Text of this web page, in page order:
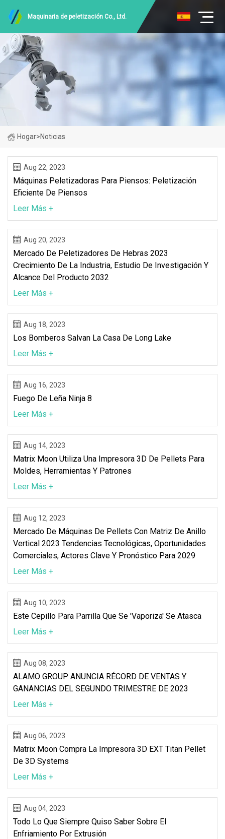
Maquinaria de peletización Co., Ltd.
Hogar>Noticias
Aug 22, 2023
Máquinas Peletizadoras Para Piensos: Peletización
Eficiente De Piensos
Leer Más +
Aug 20, 2023
Mercado De Peletizadores De Hebras 2023
Crecimiento De La Industria, Estudio De Investigación Y
Alcance Del Producto 2032
Leer Más +
Aug 18, 2023
Los Bomberos Salvan La Casa De Long Lake
Leer Más +
Aug 16, 2023
Fuego De Leña Ninja 8
Leer Más +
Aug 14, 2023
Matrix Moon Utiliza Una Impresora 3D De Pellets Para
Moldes, Herramientas Y Patrones
Leer Más +
Aug 12, 2023
Mercado De Máquinas De Pellets Con Matriz De Anillo
Vertical 2023 Tendencias Tecnológicas, Oportunidades
Comerciales, Actores Clave Y Pronóstico Para 2029
Leer Más +
Aug 10, 2023
Este Cepillo Para Parrilla Que Se 'vaporiza' Se Atasca
Leer Más +
Aug 08, 2023
ALAMO GROUP ANUNCIA RÉCORD DE VENTAS Y
GANANCIAS DEL SEGUNDO TRIMESTRE DE 2023
Leer Más +
Aug 06, 2023
Matrix Moon Compra La Impresora 3D EXT Titan Pellet
De 3D Systems
Leer Más +
Aug 04, 2023
Todo Lo Que Siempre Quiso Saber Sobre El
Enfriamiento Por Extrusión